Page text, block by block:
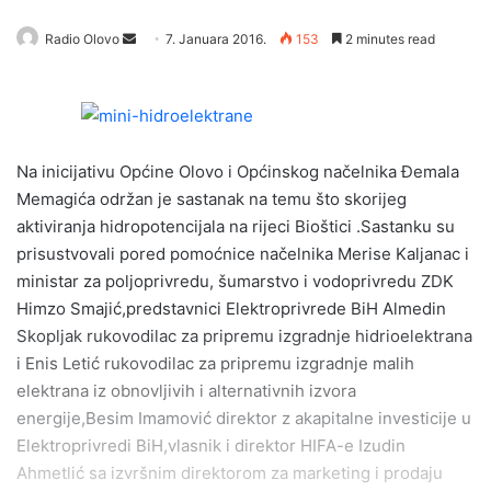
Radio Olovo
d
n
e
m
a
i
l
7. Januara 2016. 153 2 minutes read
Na inicijativu Općine Olovo i Općinskog načelnika Đemala
Memagića održan je sastanak na temu što skorijeg
aktiviranja hidropotencijala na rijeci Bioštici .Sastanku su
prisustvovali pored pomoćnice načelnika Merise Kaljanac i
ministar za poljoprivredu, šumarstvo i vodoprivredu ZDK
Himzo Smajić,predstavnici Elektroprivrede BiH Almedin
Skopljak rukovodilac za pripremu izgradnje hidrioelektrana
i Enis Letić rukovodilac za pripremu izgradnje malih
elektrana iz obnovljivih i alternativnih izvora
energije,Besim Imamović direktor z akapitalne investicije u
Elektroprivredi BiH,vlasnik i direktor HIFA-e Izudin
Ahmetlić sa izvršnim direktorom za marketing i prodaju